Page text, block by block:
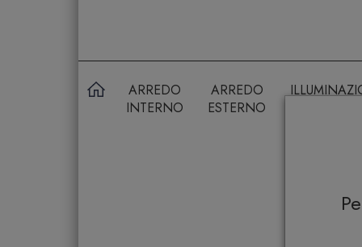
ARREDO
INTERNO
ARREDO
ESTERNO